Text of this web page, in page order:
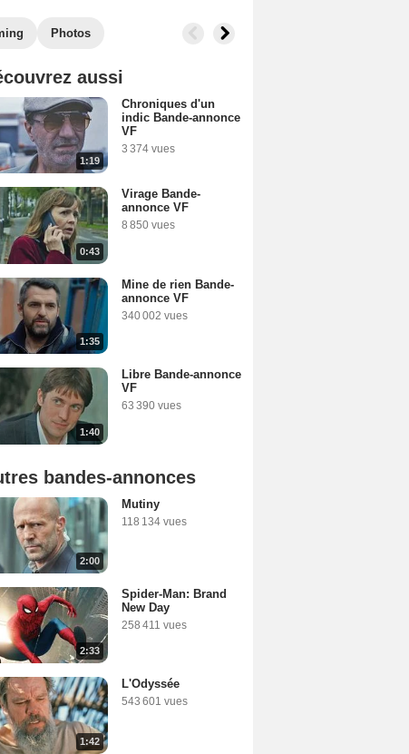
Photos
aussi
1:19
Chroniques d'un
indic Bande-annonce
VF
3 374 vues
0:43
Virage Bande-
annonce VF
8 850 vues
1:35
Mine de rien Bande-
annonce VF
340 002 vues
1:40
Libre Bande-annonce
VF
63 390 vues
bandes-annonces
2:00
Mutiny
118 134 vues
2:33
Spider-Man: Brand
New Day
258 411 vues
1:42
L'Odyssée
543 601 vues